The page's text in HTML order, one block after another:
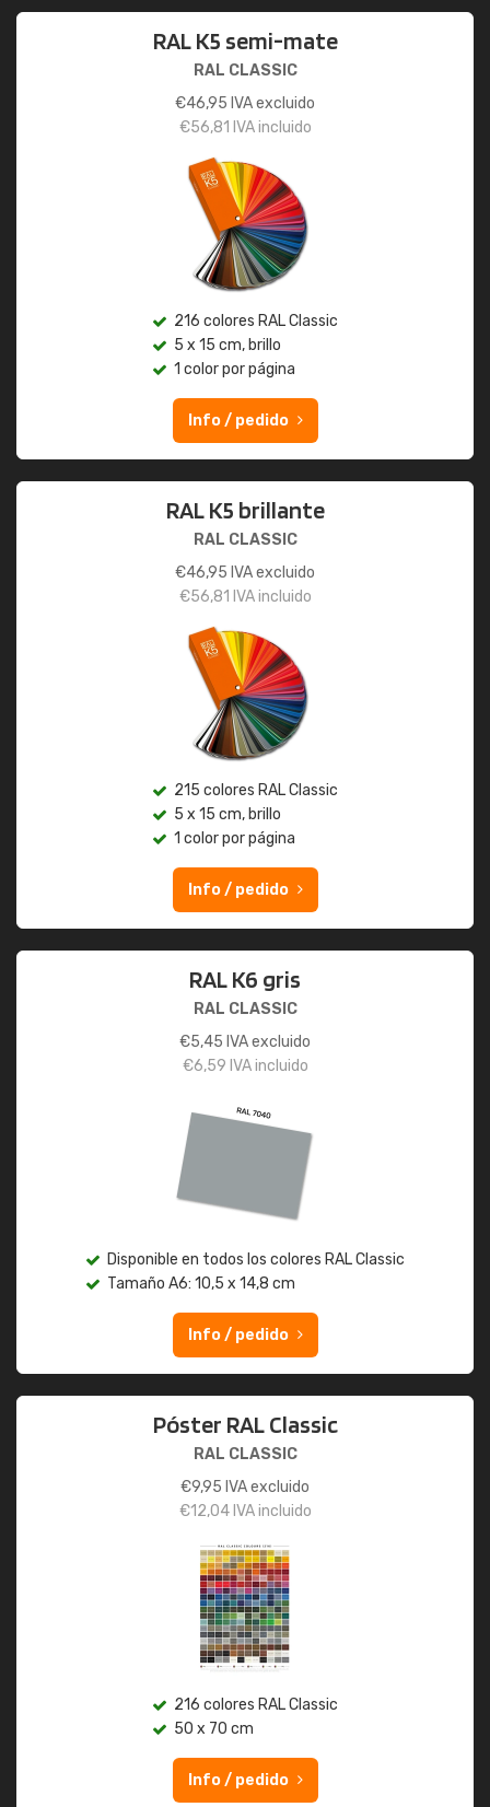
RAL K5 semi-mate
RAL CLASSIC
€46,95 IVA excluido
€56,81 IVA incluido
216 colores RAL Classic
5 x 15 cm, brillo
1 color por página
Info / pedido
RAL K5 brillante
RAL CLASSIC
€46,95 IVA excluido
€56,81 IVA incluido
215 colores RAL Classic
5 x 15 cm, brillo
1 color por página
Info / pedido
RAL K6 gris
RAL CLASSIC
€5,45 IVA excluido
€6,59 IVA incluido
Disponible en todos los colores RAL Classic
Tamaño A6: 10,5 x 14,8 cm
Info / pedido
Póster RAL Classic
RAL CLASSIC
€9,95 IVA excluido
€12,04IVA incluido
216 colores RAL Classic
50 x 70 cm
Info / pedido